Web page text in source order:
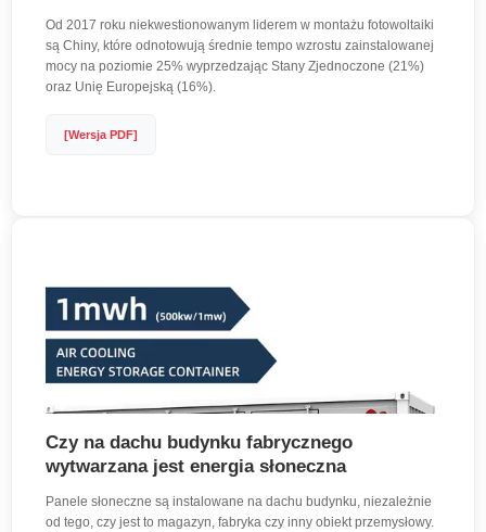
Od 2017 roku niekwestionowanym liderem w montażu fotowoltaiki
są Chiny, które odnotowują średnie tempo wzrostu zainstalowanej
mocy na poziomie 25% wyprzedzając Stany Zjednoczone (21%)
oraz Unię Europejską (16%).
[Wersja PDF]
Czy na dachu budynku fabrycznego
wytwarzana jest energia słoneczna
Panele słoneczne są instalowane na dachu budynku, niezależnie
od tego, czy jest to magazyn, fabryka czy inny obiekt przemysłowy.